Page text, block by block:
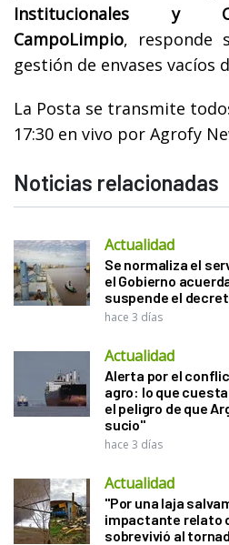
Institucionales y
CampoLimpio, responde
gestión de envases vacíos
La Posta se transmite
17:30 en vivo por Agrofy
Noticias relacionadas
Actualidad
Se normaliza el
el Gobierno
suspende el
hace 3 días
Actualidad
Alerta por el
agro: lo que
el peligro de que
sucio"
hace 3 días
Actualidad
"Por una laja
impactante relato
sobrevivió al